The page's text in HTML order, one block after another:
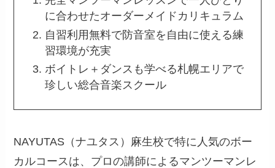
に合わせたオーダーメイドカリキュラム
自習利用無料で防音室を自由に使える練
習環境が充実
ボイトレ＋ダンスも学べる札幌エリアで
珍しい総合音楽スクール
NAYUTAS（ナユタス）麻生校で特に人気のボー
カルコースは、プロの講師によるマンツーマンレ